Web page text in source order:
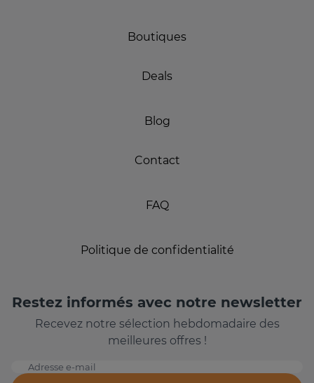
Boutiques
Deals
Blog
Contact
FAQ
Politique de confidentialité
Restez informés avec notre newsletter
Recevez notre sélection hebdomadaire des
meilleures offres !
Adresse e-mail